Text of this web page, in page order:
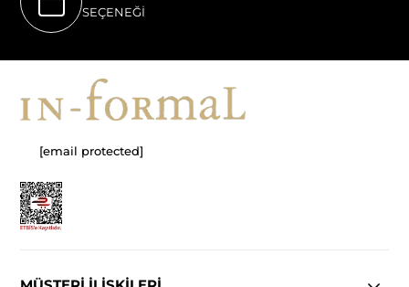
SEÇENEĞİ
[email protected]